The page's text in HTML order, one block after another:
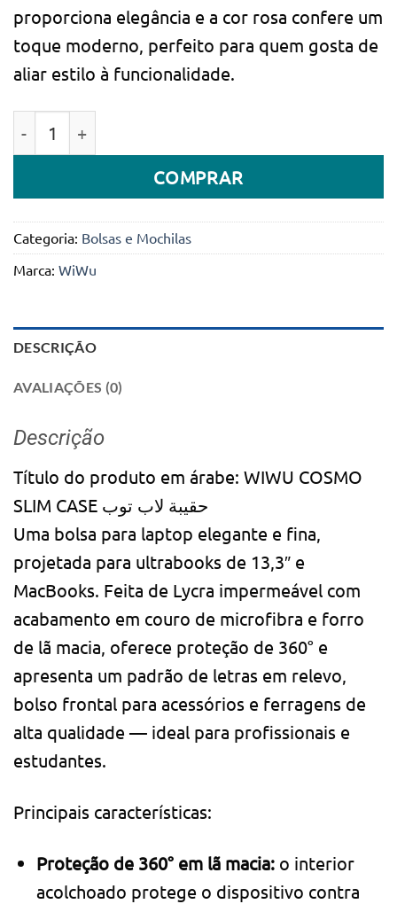
proporciona elegância e a cor rosa confere um
toque moderno, perfeito para quem gosta de
aliar estilo à funcionalidade.
COMPRAR
Categoria: Bolsas e Mochilas
Marca: WiWu
DESCRIÇÃO
AVALIAÇÕES (0)
Descrição
Título do produto em árabe: WIWU COSMO
Uma bolsa para laptop elegante e fina,
projetada para ultrabooks de 13,3″ e
MacBooks. Feita de Lycra impermeável com
acabamento em couro de microfibra e forro
de lã macia, oferece proteção de 360° e
apresenta um padrão de letras em relevo,
bolso frontal para acessórios e ferragens de
alta qualidade — ideal para profissionais e
estudantes.
Principais características:
Proteção de 360° em lã macia: o interior
acolchoado protege o dispositivo contra